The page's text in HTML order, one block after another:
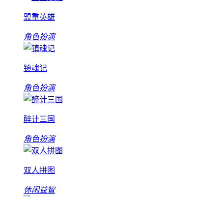
盟重英雄
角色扮演
镇魂记
角色扮演
醉计三国
角色扮演
双人拼图
休闲益智